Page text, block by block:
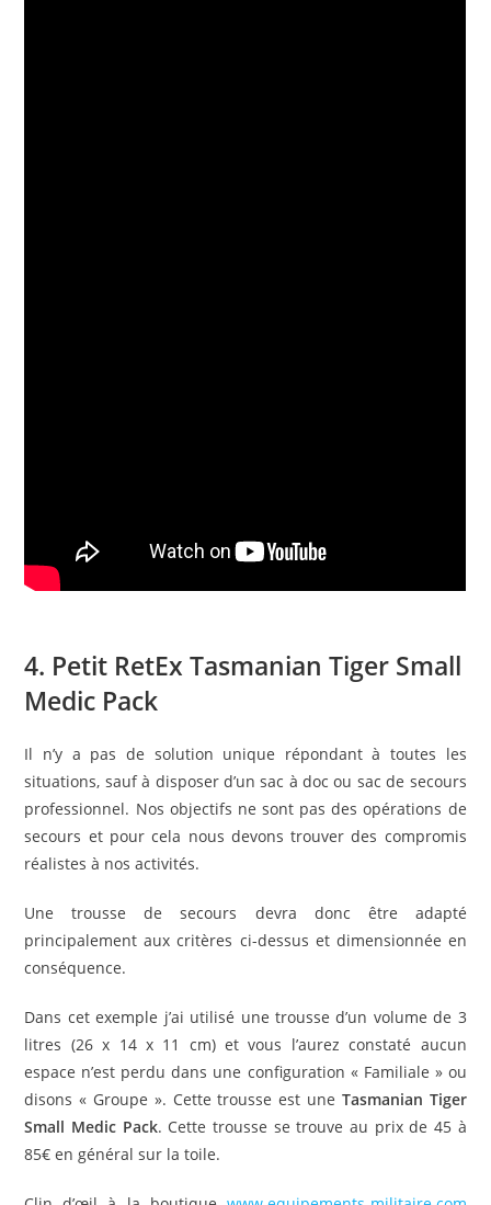
4. Petit RetEx Tasmanian Tiger Small
Medic Pack
Il n’y a pas de solution unique répondant à toutes les
situations, sauf à disposer d’un sac à doc ou sac de secours
professionnel. Nos objectifs ne sont pas des opérations de
secours et pour cela nous devons trouver des compromis
réalistes à nos activités.
Une trousse de secours devra donc être adapté
principalement aux critères ci-dessus et dimensionnée en
conséquence.
Dans cet exemple j’ai utilisé une trousse d’un volume de 3
litres (26 x 14 x 11 cm) et vous l’aurez constaté aucun
espace n’est perdu dans une configuration « Familiale » ou
disons « Groupe ». Cette trousse est une Tasmanian Tiger
Small Medic Pack. Cette trousse se trouve au prix de 45 à
85€ en général sur la toile.